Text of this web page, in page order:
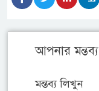
আপনার মন্তব্য
মন্তব্য লিখুন